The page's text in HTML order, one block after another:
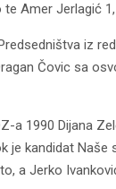
te Amer Jerlagić
iz
Čovic sa
a 1990 Dijana
je kandidat Naše
a Jerko